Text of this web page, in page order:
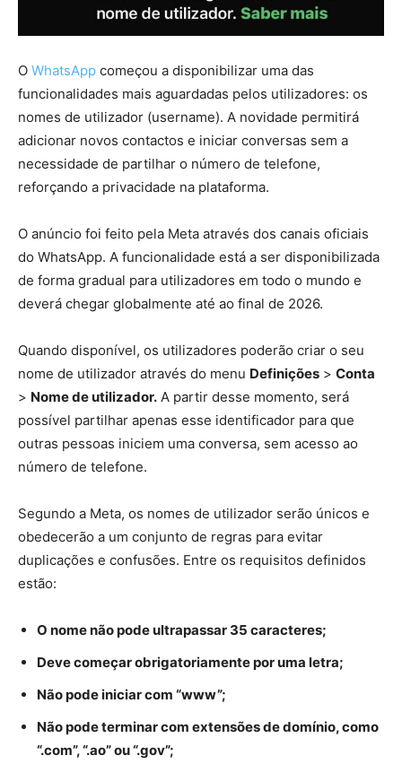
O WhatsApp começou a disponibilizar uma das
funcionalidades mais aguardadas pelos utilizadores: os
nomes de utilizador (username). A novidade permitirá
adicionar novos contactos e iniciar conversas sem a
necessidade de partilhar o número de telefone,
reforçando a privacidade na plataforma.
O anúncio foi feito pela Meta através dos canais oficiais
do WhatsApp. A funcionalidade está a ser disponibilizada
de forma gradual para utilizadores em todo o mundo e
deverá chegar globalmente até ao final de 2026.
Quando disponível, os utilizadores poderão criar o seu
nome de utilizador através do menu Definições > Conta
> Nome de utilizador. A partir desse momento, será
possível partilhar apenas esse identificador para que
outras pessoas iniciem uma conversa, sem acesso ao
número de telefone.
Segundo a Meta, os nomes de utilizador serão únicos e
obedecerão a um conjunto de regras para evitar
duplicações e confusões. Entre os requisitos definidos
estão:
O nome não pode ultrapassar 35 caracteres;
Deve começar obrigatoriamente por uma letra;
Não pode iniciar com “www”;
Não pode terminar com extensões de domínio, como
“.com”, “.ao” ou “.gov”;